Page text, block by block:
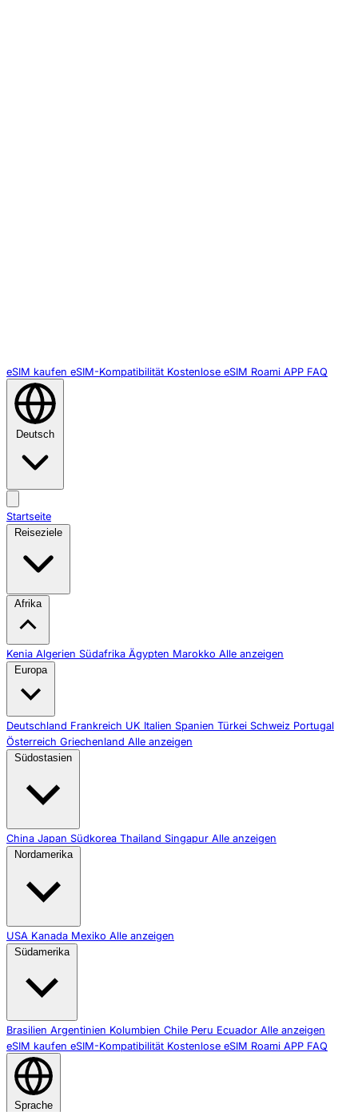
eSIM kaufen eSIM-Kompatibilität Kostenlose eSIM Roami APP FAQ
Deutsch
Startseite
Reiseziele
Afrika
Kenia Algerien Südafrika Ägypten Marokko Alle anzeigen
Europa
Deutschland Frankreich UK Italien Spanien Türkei Schweiz Portugal
Österreich Griechenland Alle anzeigen
Südostasien
China Japan Südkorea Thailand Singapur Alle anzeigen
Nordamerika
USA Kanada Mexiko Alle anzeigen
Südamerika
Brasilien Argentinien Kolumbien Chile Peru Ecuador Alle anzeigen
eSIM kaufen eSIM-Kompatibilität Kostenlose eSIM Roami APP FAQ
Sprache